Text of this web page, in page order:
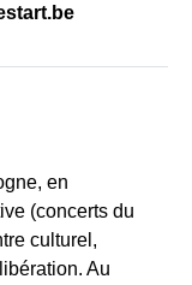
en
(concerts du
culturel,
Au